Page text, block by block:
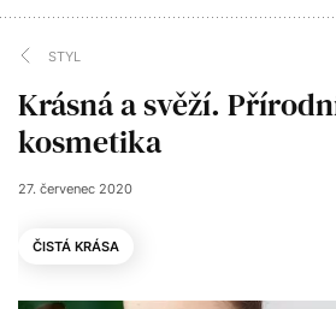
STYL
Krásná a svěží.
kosmetika
27. červenec 2020
ČISTÁ KRÁSA